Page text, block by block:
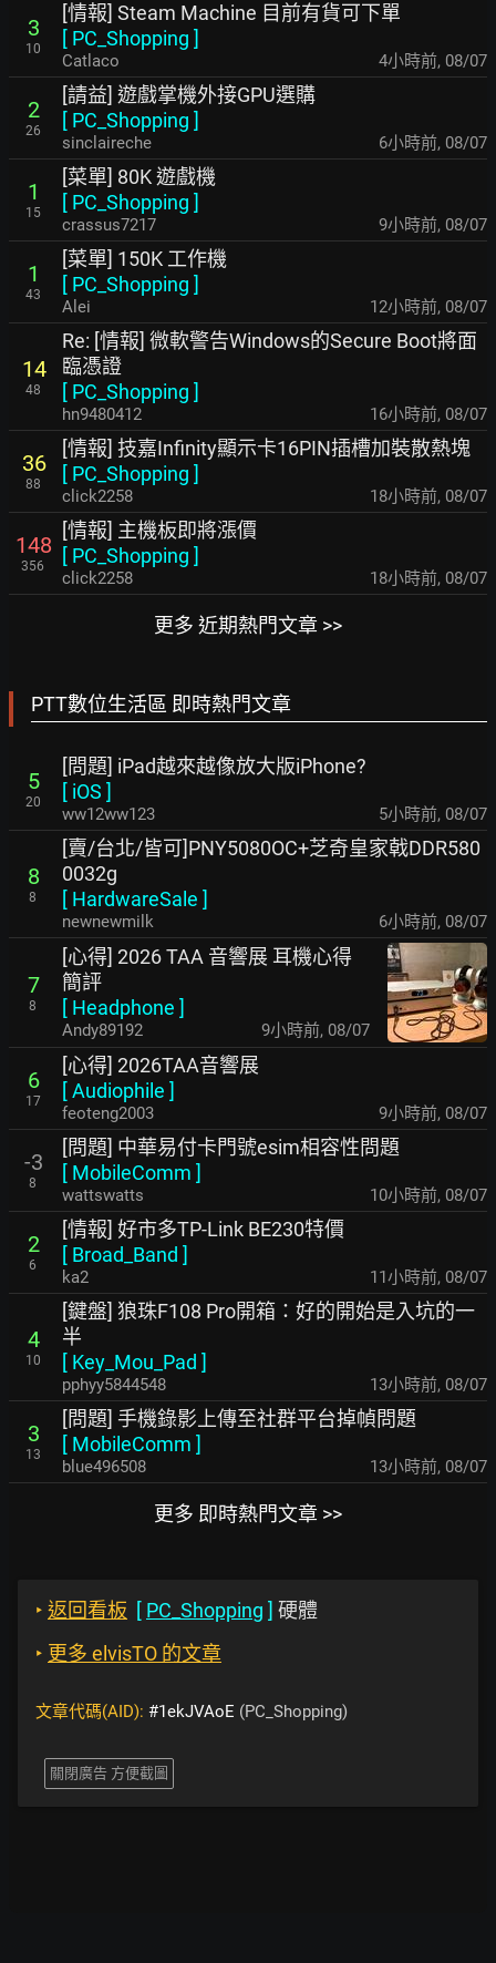
3
10
[情報] Steam Machine 目前有貨可下單
[ PC_Shopping ]
Catlaco 4小時前, 08/07
2
26
[請益] 遊戲掌機外接GPU選購
[ PC_Shopping ]
sinclaireche 6小時前, 08/07
1
15
[菜單] 80K 遊戲機
[ PC_Shopping ]
crassus7217 9小時前, 08/07
1
43
[菜單] 150K 工作機
[ PC_Shopping ]
Alei 12小時前, 08/07
14
48
Re: [情報] 微軟警告Windows的Secure Boot將面
臨憑證
[ PC_Shopping ]
hn9480412 16小時前, 08/07
36
88
[情報] 技嘉Infinity顯示卡16PIN插槽加裝散熱塊
[ PC_Shopping ]
click2258 18小時前, 08/07
148
356
[情報] 主機板即將漲價
[ PC_Shopping ]
click2258 18小時前, 08/07
更多 近期熱門文章 >>
PTT數位生活區 即時熱門文章
5
20
[問題] iPad越來越像放大版iPhone?
[ iOS ]
ww12ww123 5小時前, 08/07
8
8
[賣/台北/皆可]PNY5080OC+芝奇皇家戟DDR580
0032g
[ HardwareSale ]
newnewmilk 6小時前, 08/07
7
8
[心得] 2026 TAA 音響展 耳機心得
簡評
[ Headphone ]
Andy89192 9小時前, 08/07
6
17
[心得] 2026TAA音響展
[Audiophile ]
feoteng2003 9小時前, 08/07
-3
8
[問題] 中華易付卡門號esim相容性問題
[ MobileComm ]
wattswatts 10小時前, 08/07
2
6
[情報] 好市多TP-Link BE230特價
[ Broad_Band ]
ka2 11小時前, 08/07
4
10
[鍵盤] 狼珠F108 Pro開箱：好的開始是入坑的一
半
[ Key_Mou_Pad ]
pphyy5844548 13小時前, 08/07
3
13
[問題] 手機錄影上傳至社群平台掉幀問題
[ MobileComm ]
blue496508 13小時前, 08/07
更多 即時熱門文章 >>
‣ 返回看板 [ PC_Shopping ] 硬體
‣ 更多 elvisTO 的文章
文章代碼(AID): #1ekJVAoE (PC_Shopping)
關閉廣告 方便截圖